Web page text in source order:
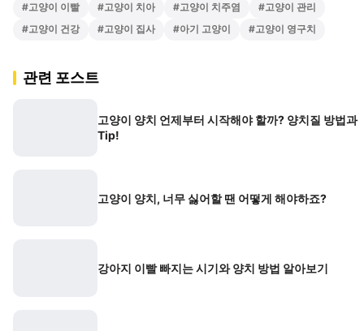
#고양이 이빨 #고양이 치아 #고양이 치주염 #고양이 관리
#고양이 건강 #고양이 집사 #아기 고양이 #고양이 영구치
관련 포스트
고양이 양치 언제부터 시작해야 할까? 양치질 방법과
Tip!
고양이 양치, 너무 싫어할 땐 어떻게 해야하죠?
강아지 이빨 빠지는 시기와 양치 방법 알아보기